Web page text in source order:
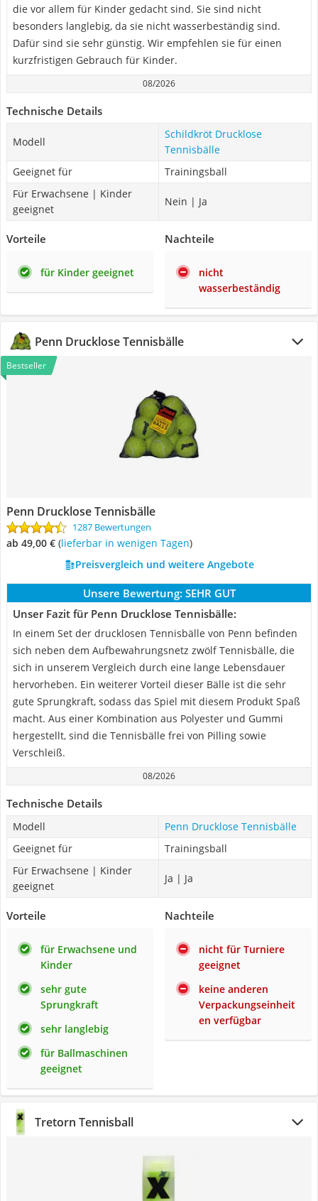
die vor allem für Kinder gedacht sind. Sie sind nicht
besonders langlebig, da sie nicht wasserbeständig sind.
Dafür sind sie sehr günstig. Wir empfehlen sie für einen
kurzfristigen Gebrauch für Kinder.
08/2026
Technische Details
Modell
Schildkröt Drucklose
Tennisbälle
Geeignet für
Trainingsball
Für Erwachsene | Kinder
geeignet
Nein | Ja
Vorteile
für Kinder geeignet
Nachteile
nicht
wasserbeständig
Penn Drucklose Tennisbälle
Bestseller
Penn Drucklose Tennisbälle
1287 Bewertungen
ab 49,00 € ( Lieferbar in wenigen Tagen)
Preisvergleich und weitere Angebote
Unsere Bewertung: SEHR GUT
Unser Fazit für Penn Drucklose Tennisbälle:
In einem Set der drucklosen Tennisbälle von Penn befinden
sich neben dem Aufbewahrungsnetz zwölf Tennisbälle, die
sich in unserem Vergleich durch eine lange Lebensdauer
hervorheben. Ein weiterer Vorteil dieser Bälle ist die sehr
gute Sprungkraft, sodass das Spiel mit diesem Produkt Spaß
macht. Aus einer Kombination aus Polyester und Gummi
hergestellt, sind die Tennisbälle frei von Pilling sowie
Verschleiß.
08/2026
Technische Details
Modell
Penn Drucklose Tennisbälle
Geeignet für
Trainingsball
Für Erwachsene | Kinder
geeignet
Ja | Ja
Vorteile
für Erwachsene und
Kinder
sehr gute
Sprungkraft
sehr langlebig
für Ballmaschinen
geeignet
Nachteile
nicht für Turniere
geeignet
keine anderen
Verpackungseinheit
en verfügbar
Tretorn Tennisball